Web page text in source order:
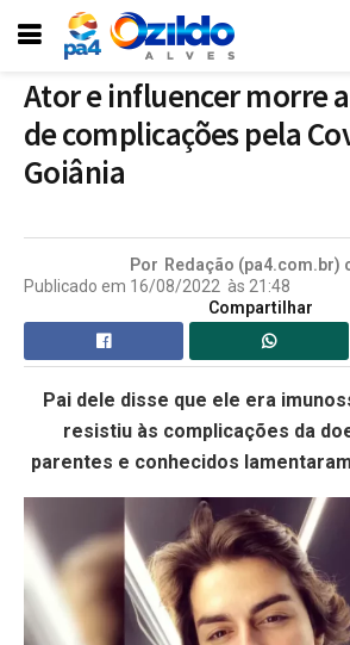
Ator e influencer morre
de complicações pela
Goiânia
Por Redação (pa4.com.br)
Publicado em 16/08/2022 às 21:48
Compartilhar
Pai dele disse que ele era
resistiu às complicações da
parentes e conhecidos